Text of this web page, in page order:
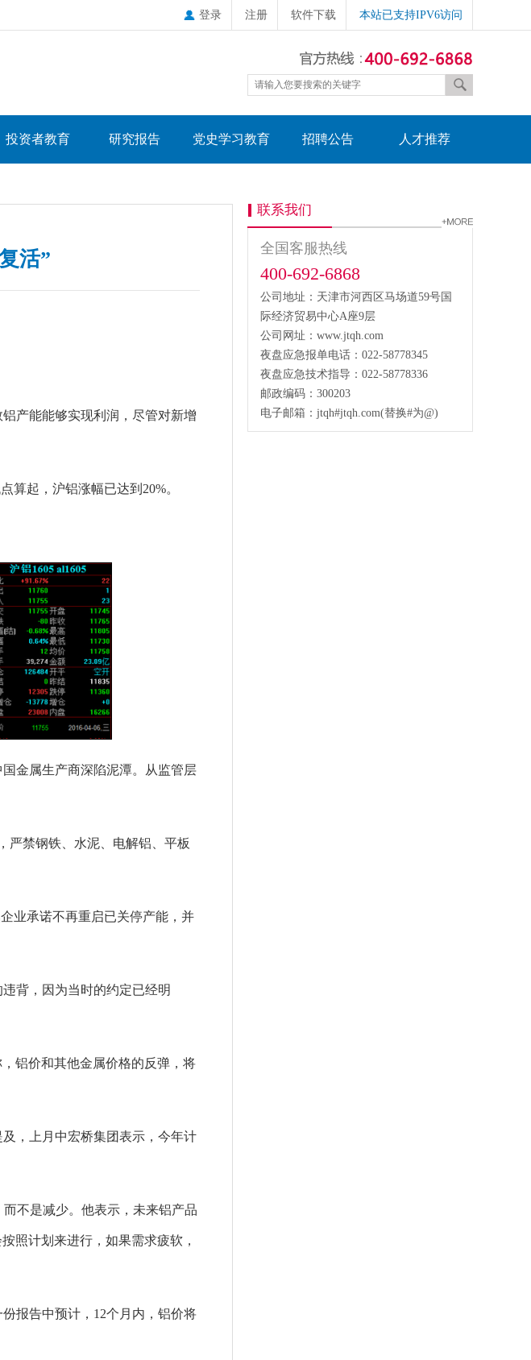
登录 注册 软件下载 本站已支持IPV6访问
投资者教育 研究报告 党史学习教育 招聘公告 人才推荐
活”
产能能够实现利润，尽管对新增
算起，沪铝涨幅已达到20%。
金属生产商深陷泥潭。从监管层
禁钢铁、水泥、电解铝、平板
业承诺不再重启已关停产能，并
背，因为当时的约定已经明
，铝价和其他金属价格的反弹，将
，上月中宏桥集团表示，今年计
不是减少。他表示，未来铝产品
照计划来进行，如果需求疲软，
报告中预计，12个月内，铝价将
联系我们
全国客服热线
400-692-6868
公司地址：天津市河西区马场道59号国
际经济贸易中心A座9层
公司网址：www.jtqh.com
夜盘应急报单电话：022-58778345
夜盘应急技术指导：022-58778336
邮政编码：300203
电子邮箱：jtqh#jtqh.com(替换#为@)